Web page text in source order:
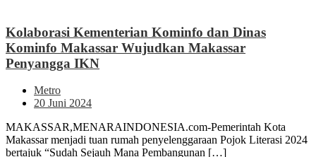
Kolaborasi Kementerian Kominfo dan Dinas
Kominfo Makassar Wujudkan Makassar
Penyangga IKN
Metro
20 Juni 2024
MAKASSAR,MENARAINDONESIA.com-Pemerintah Kota
Makassar menjadi tuan rumah penyelenggaraan Pojok Literasi 2024
bertajuk “Sudah Sejauh Mana Pembangunan […]